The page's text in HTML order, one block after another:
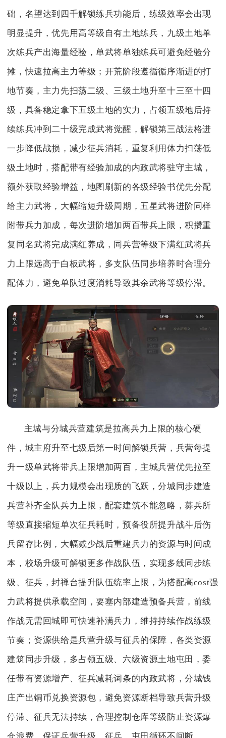
础，名望达到四千解锁练兵功能后，练级效率会出现
明显提升，优先用高等级自有土地练兵，九级土地单
次练兵产出海量经验，单武将单独练兵可避免经验分
摊，快速拉高主力等级；开荒阶段遵循循序渐进的打
地节奏，主力先扫荡二级、三级土地升至十三至十四
级，具备稳定拿下五级土地的实力，占领五级地后持
续练兵冲到二十级完成武将觉醒，解锁第三战法格进
一步降低战损，减少征兵消耗，重复利用体力扫荡低
级土地时，搭配带有经验加成的内政武将驻守主城，
额外获取经验增益，地图刷新的各级经验书优先分配
给主力武将，大幅缩短升级周期，五星武将进阶同样
附带兵力加成，每次进阶增加两百带兵上限，积攒重
复同名武将完成满红养成，同兵营等级下满红武将兵
力上限远高于白板武将，多支队伍同步培养时合理分
配体力，避免单队过度消耗导致其余武将等级停滞。
主城与分城兵营建筑是拉高兵力上限的核心硬
件，城主府升至七级后第一时间解锁兵营，兵营每提
升一级单武将带兵上限增加两百，主城兵营优先拉至
十级以上，兵力规模会出现质的飞跃，分城同步建造
兵营补齐全队兵力上限，配套建筑不能忽略，募兵所
等级直接缩短单次征兵耗时，预备役所提升战斗后伤
兵留存比例，大幅减少战后重建兵力的资源与时间成
本，校场升级可解锁更多作战队伍，实现多线同步练
级、征兵，封禅台提升队伍统率上限，为搭配高cost强
力武将提供承载空间，要塞内部建造预备兵营，前线
作战无需回城即可快速补满兵力，维持持续作战练级
节奏；资源供给是兵营升级与征兵的保障，各类资源
建筑同步升级，多占领五级、六级资源土地屯田，委
任带有资源增产、征兵减耗词条的内政武将，分城钱
庄产出铜币兑换资源包，避免资源断档导致兵营升级
停滞、征兵无法持续，合理控制仓库等级防止资源爆